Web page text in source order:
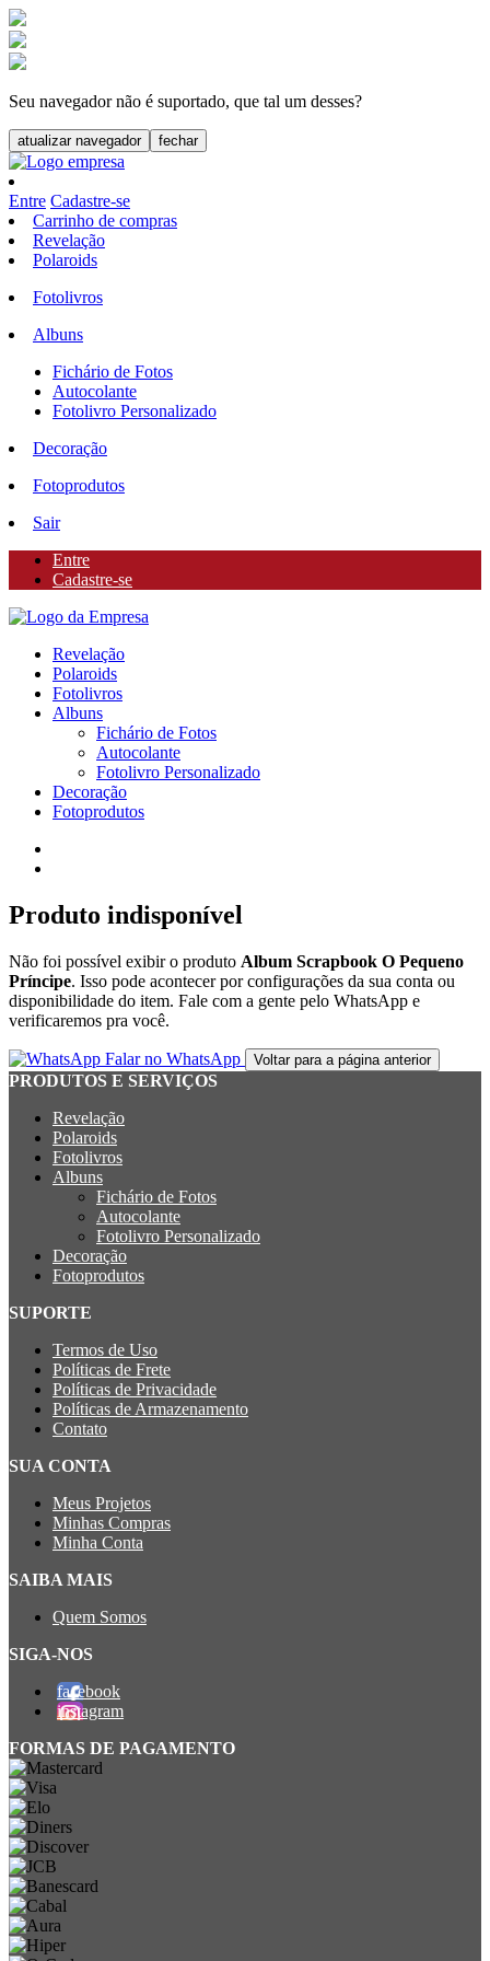
Seu navegador não é suportado, que tal um desses?
atualizar navegador fechar
Entre Cadastre-se
Carrinho de compras
Revelação
Polaroids
Fotolivros
Albuns
Fichário de Fotos
Autocolante
Fotolivro Personalizado
Decoração
Fotoprodutos
Sair
Entre
Cadastre-se
Revelação
Polaroids
Fotolivros
Albuns
Fichário de Fotos
Autocolante
Fotolivro Personalizado
Decoração
Fotoprodutos
Produto indisponível
Não foi possível exibir o produto Album Scrapbook O Pequeno
Príncipe. Isso pode acontecer por configurações da sua conta ou
disponibilidade do item. Fale com a gente pelo WhatsApp e
verificaremos pra você.
Falar no WhatsApp Voltar para a página anterior
PRODUTOS E SERVIÇOS
Revelação
Polaroids
Fotolivros
Albuns
Fichário de Fotos
Autocolante
Fotolivro Personalizado
Decoração
Fotoprodutos
SUPORTE
Termos de Uso
Políticas de Frete
Políticas de Privacidade
Políticas de Armazenamento
Contato
SUA CONTA
Meus Projetos
Minhas Compras
Minha Conta
SAIBA MAIS
Quem Somos
SIGA-NOS
facebook
instagram
FORMAS DE PAGAMENTO